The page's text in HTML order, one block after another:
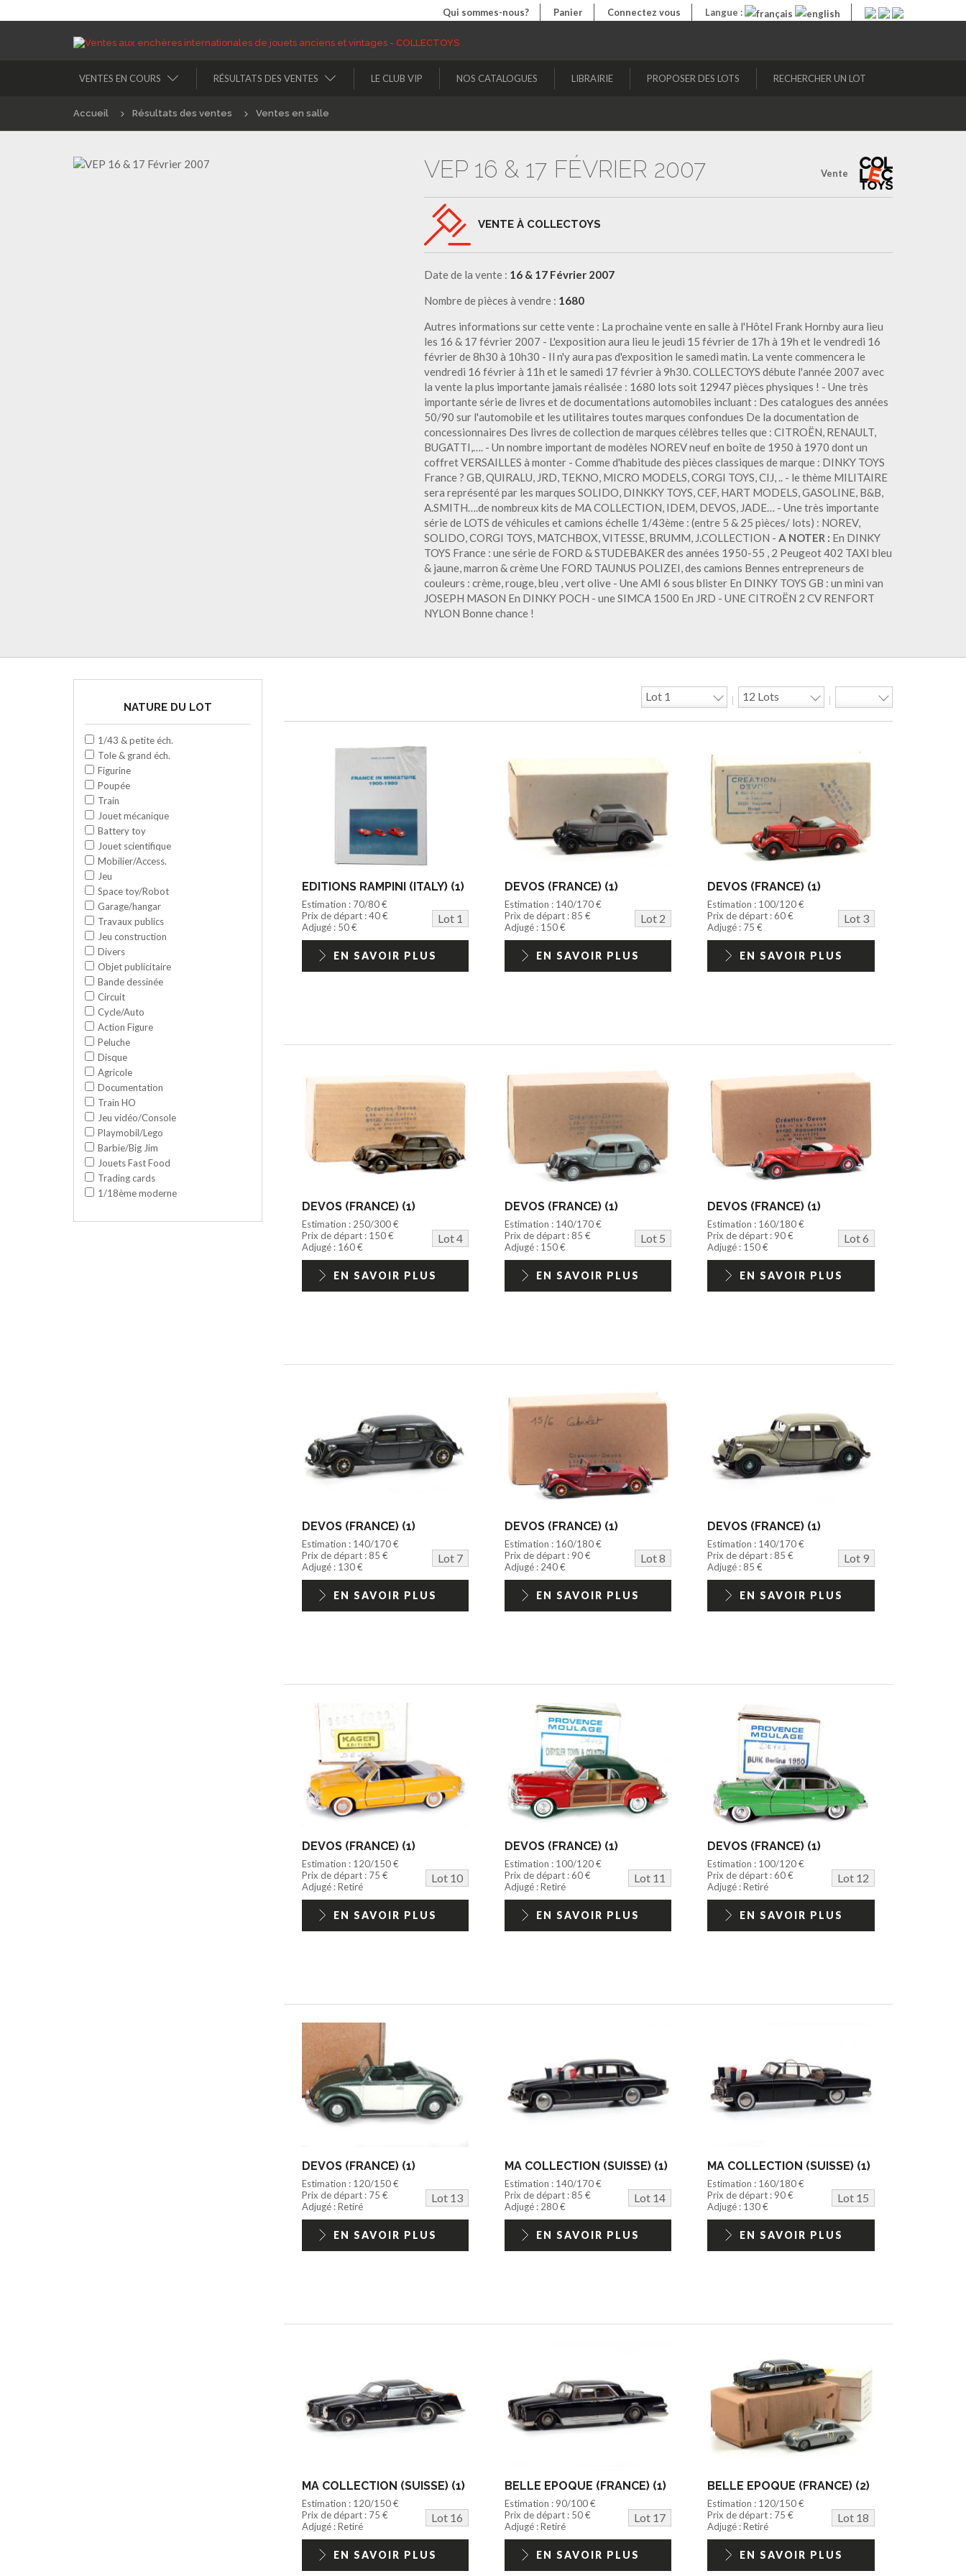
Qui sommes-nous? Panier Connectez vous Langue :
VENTES EN COURS RÉSULTATS DES VENTES LE CLUB VIP NOS CATALOGUES LIBRAIRIE PROPOSER DES LOTS RECHERCHER UN LOT
Accueil Résultats des ventes Ventes en salle
Vente
VEP 16 & 17 FÉVRIER 2007
VENTE À COLLECTOYS
Date de la vente : 16 & 17 Février 2007
Nombre de pièces à vendre : 1680
Autres informations sur cette vente : La prochaine vente en salle à l'Hôtel Frank Hornby aura lieu
les 16 & 17 février 2007 - L'exposition aura lieu le jeudi 15 février de 17h à 19h et le vendredi 16
février de 8h30 à 10h30 - Il n'y aura pas d'exposition le samedi matin. La vente commencera le
vendredi 16 février à 11h et le samedi 17 février à 9h30. COLLECTOYS débute l'année 2007 avec
la vente la plus importante jamais réalisée : 1680 lots soit 12947 pièces physiques ! - Une très
importante série de livres et de documentations automobiles incluant : Des catalogues des années
50/90 sur l'automobile et les utilitaires toutes marques confondues De la documentation de
concessionnaires Des livres de collection de marques célèbres telles que : CITROËN, RENAULT,
BUGATTI,…. - Un nombre important de modèles NOREV neuf en boîte de 1950 à 1970 dont un
coffret VERSAILLES à monter - Comme d'habitude des pièces classiques de marque : DINKY TOYS
France ? GB, QUIRALU, JRD, TEKNO, MICRO MODELS, CORGI TOYS, CIJ, .. - le thème MILITAIRE
sera représenté par les marques SOLIDO, DINKKY TOYS, CEF, HART MODELS, GASOLINE, B&B,
A.SMITH….de nombreux kits de MA COLLECTION, IDEM, DEVOS, JADE… - Une très importante
série de LOTS de véhicules et camions échelle 1/43ème : (entre 5 & 25 pièces/ lots) : NOREV,
SOLIDO, CORGI TOYS, MATCHBOX, VITESSE, BRUMM, J.COLLECTION - A NOTER : En DINKY
TOYS France : une série de FORD & STUDEBAKER des années 1950-55 , 2 Peugeot 402 TAXI bleu
& jaune, marron & crème Une FORD TAUNUS POLIZEI, des camions Bennes entrepreneurs de
couleurs : crème, rouge, bleu , vert olive - Une AMI 6 sous blister En DINKY TOYS GB : un mini van
JOSEPH MASON En DINKY POCH - une SIMCA 1500 En JRD - UNE CITROËN 2 CV RENFORT
NYLON Bonne chance !
NATURE DU LOT
1/43 & petite éch.
Tole & grand éch.
Figurine
Poupée
Train
Jouet mécanique
Battery toy
Jouet scientifique
Mobilier/Access.
Jeu
Space toy/Robot
Garage/hangar
Travaux publics
Jeu construction
Divers
Objet publicitaire
Bande dessinée
Circuit
Cycle/Auto
Action Figure
Peluche
Disque
Agricole
Documentation
Train HO
Jeu vidéo/Console
Playmobil/Lego
Barbie/Big Jim
Jouets Fast Food
Trading cards
1/18ème moderne
EDITIONS RAMPINI (ITALY) (1)
Estimation : 70/80 €
Prix de départ : 40 €
Lot 1
Adjugé : 50 €
EN SAVOIR PLUS
DEVOS (FRANCE) (1)
Estimation : 140/170 €
Prix de départ : 85 €
Lot 2
Adjugé : 150 €
EN SAVOIR PLUS
DEVOS (FRANCE) (1)
Estimation : 100/120 €
Prix de départ : 60 €
Lot 3
Adjugé : 75 €
EN SAVOIR PLUS
DEVOS (FRANCE) (1)
Estimation : 250/300 €
Prix de départ : 150 €
Lot 4
Adjugé : 160 €
EN SAVOIR PLUS
DEVOS (FRANCE) (1)
Estimation : 140/170 €
Prix de départ : 85 €
Lot 5
Adjugé : 150 €
EN SAVOIR PLUS
DEVOS (FRANCE) (1)
Estimation : 160/180 €
Prix de départ : 90 €
Lot 6
Adjugé : 150 €
EN SAVOIR PLUS
DEVOS (FRANCE) (1)
Estimation : 140/170 €
Prix de départ : 85 €
Lot 7
Adjugé : 130 €
EN SAVOIR PLUS
DEVOS (FRANCE) (1)
Estimation : 160/180 €
Prix de départ : 90 €
Lot 8
Adjugé : 240 €
EN SAVOIR PLUS
DEVOS (FRANCE) (1)
Estimation : 140/170 €
Prix de départ : 85 €
Lot 9
Adjugé : 85 €
EN SAVOIR PLUS
DEVOS (FRANCE) (1)
Estimation : 120/150 €
Prix de départ : 75 €
Lot 10
Adjugé : Retiré
EN SAVOIR PLUS
DEVOS (FRANCE) (1)
Estimation : 100/120 €
Prix de départ : 60 €
Lot 11
Adjugé : Retiré
EN SAVOIR PLUS
DEVOS (FRANCE) (1)
Estimation : 100/120 €
Prix de départ : 60 €
Lot 12
Adjugé : Retiré
EN SAVOIR PLUS
DEVOS (FRANCE) (1)
Estimation : 120/150 €
Prix de départ : 75 €
Lot 13
Adjugé : Retiré
EN SAVOIR PLUS
MA COLLECTION (SUISSE) (1)
Estimation : 140/170 €
Prix de départ : 85 €
Lot 14
Adjugé : 280 €
EN SAVOIR PLUS
MA COLLECTION (SUISSE) (1)
Estimation : 160/180 €
Prix de départ : 90 €
Lot 15
Adjugé : 130 €
EN SAVOIR PLUS
MA COLLECTION (SUISSE) (1)
Estimation : 120/150 €
Prix de départ : 75 €
Lot 16
Adjugé : Retiré
EN SAVOIR PLUS
BELLE EPOQUE (FRANCE) (1)
Estimation : 90/100 €
Prix de départ : 50 €
Lot 17
Adjugé : Retiré
EN SAVOIR PLUS
BELLE EPOQUE (FRANCE) (2)
Estimation : 120/150 €
Prix de départ : 75 €
Lot 18
Adjugé : Retiré
EN SAVOIR PLUS